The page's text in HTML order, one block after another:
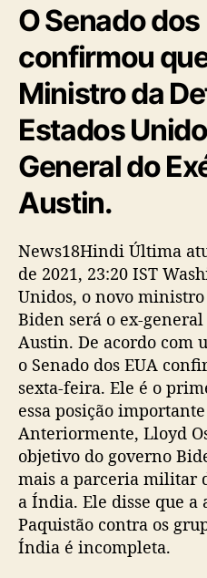
O Senado dos
confirmou
Ministro da
Estados
General do
Austin.
News18Hindi Última
de 2021, 23:20 IST
Unidos, o novo
Biden será o ex-
Austin. De acordo com
o Senado dos EUA
sexta-feira. Ele é o
essa posição
Anteriormente, Lloyd
objetivo do governo
mais a parceria militar
a Índia. Ele disse que a
Paquistão contra os
Índia é incompleta.